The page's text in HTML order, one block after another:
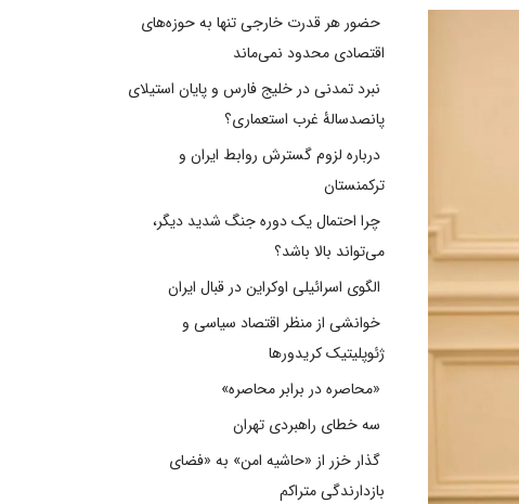
حضور هر قدرت خارجی تنها به حوزه‌های
اقتصادی محدود نمی‌ماند
نبرد تمدنی در خلیج فارس و پایان استیلای
پانصدسالۀ غرب استعماری؟
درباره لزوم گسترش روابط ایران و
ترکمنستان
چرا احتمال یک دوره جنگ شدید دیگر،
می‌تواند بالا باشد؟
الگوی اسرائیلی اوکراین در قبال ایران
خوانشی از منظر اقتصاد سیاسی و
ژئوپلیتیک کریدورها
«محاصره در برابر محاصره»
سه خطای راهبردی تهران
گذار خزر از «حاشیه امن» به «فضای
بازدارندگی متراکم